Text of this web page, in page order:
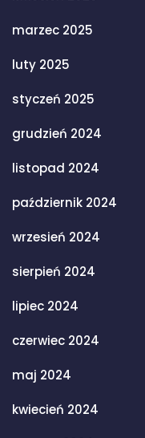
marzec 2025
luty 2025
styczeń 2025
grudzień 2024
listopad 2024
październik 2024
wrzesień 2024
sierpień 2024
lipiec 2024
czerwiec 2024
maj 2024
kwiecień 2024